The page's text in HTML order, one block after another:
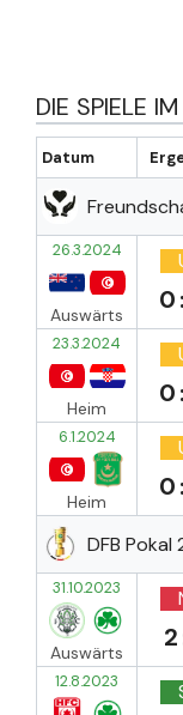
DIE SPIELE
Datum
26.3.2024
Auswärts
23.3.2024
Heim
6.1.2024
Heim
DFB
31.10.2023
Auswärts
12.8.2023